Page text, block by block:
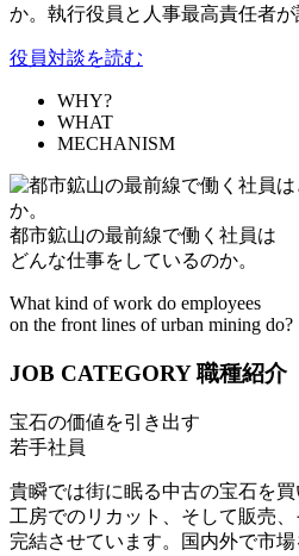
か。執行役員と人事最高責任者が
役員対談を読む
WHY?
WHAT
MECHANISM
都市鉱山の最前線で働く社員は
どんな仕事をしているのか。
What kind of work do employees
on the front lines of urban mining do?
JOB CATEGORY 職種紹介
宝石の価値を引き出す
若手社員
貴瞬では街に眠る中古の宝石を買
工房でのリカット、そして販売
完結させています。国内外で市